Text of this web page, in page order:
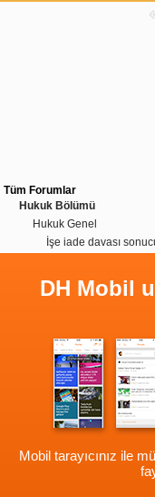
Tüm Forumlar
Hukuk Bölümü
Hukuk Genel
İşe iade davası
DH Mobil
Mobil tarayıcınız ile